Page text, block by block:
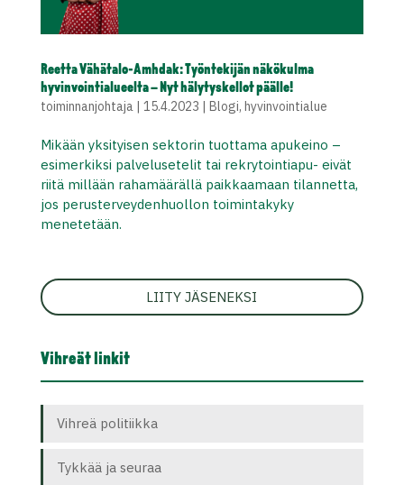
Reetta Vähätalo-Amhdak: Työntekijän näkökulma
hyvinvointialueelta – Nyt hälytyskellot päälle!
toiminnanjohtaja | 15.4.2023 | Blogi, hyvinvointialue
Mikään yksityisen sektorin tuottama apukeino –
esimerkiksi palvelusetelit tai rekrytointiapu- eivät
riitä millään rahamäärällä paikkaamaan tilannetta,
jos perusterveydenhuollon toimintakyky
menetetään.
LIITY JÄSENEKSI
Vihreät linkit
Vihreä politiikka
Tykkää ja seuraa